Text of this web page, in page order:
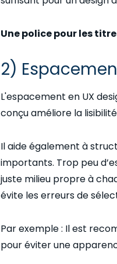
Une police pour les
2)
L'espacement en UX
conçu améliore la
Il aide également à
importants. Trop peu
juste milieu propre à
évite les erreurs de
Par exemple : Il est
pour éviter une